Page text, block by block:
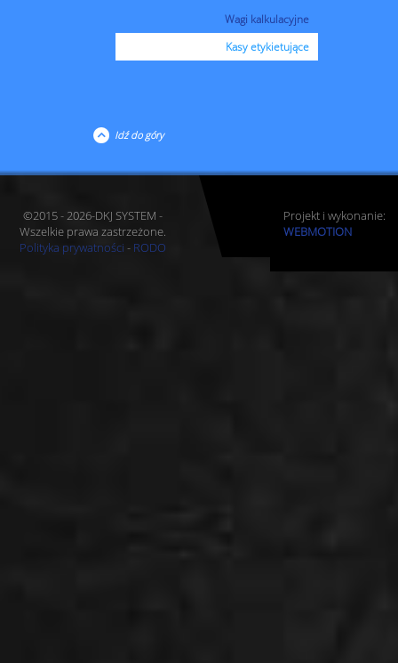
Wagi kalkulacyjne
Kasy etykietujące
Idź do góry
©2015 - 2026-DKJ SYSTEM -
Wszelkie prawa zastrzeżone.
Polityka prywatności - RODO
Projekt i wykonanie:
WEBMOTION